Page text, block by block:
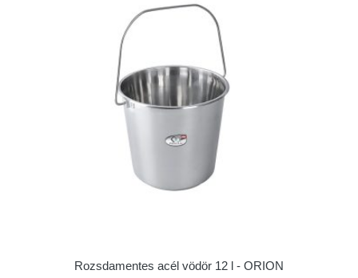
Rozsdamentes acél vödör 12 l - ORION